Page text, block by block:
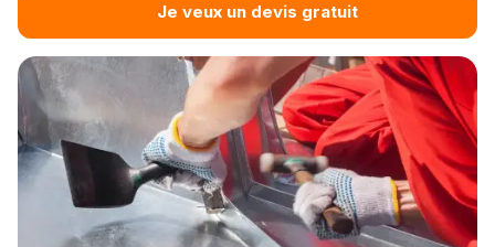
Je veux un devis gratuit